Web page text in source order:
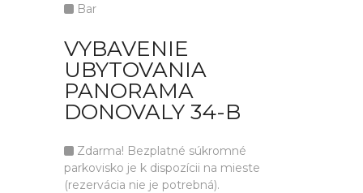
Bar
VYBAVENIE
UBYTOVANIA
PANORAMA
DONOVALY 34-B
Zdarma! Bezplatné súkromné
parkovisko je k dispozícii na mieste
(rezervácia nie je potrebná).